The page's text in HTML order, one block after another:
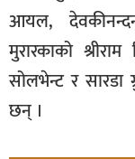
आयल,
मुरारकाको
सोलभेन्ट र
छन् ।